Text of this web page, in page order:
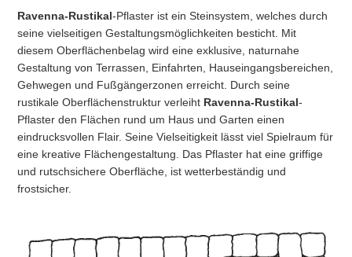
Ravenna-Rustikal-Pflaster ist ein Steinsystem, welches durch
seine vielseitigen Gestaltungsmöglichkeiten besticht. Mit
diesem Oberflächenbelag wird eine exklusive, naturnahe
Gestaltung von Terrassen, Einfahrten, Hauseingangsbereichen,
Gehwegen und Fußgängerzonen erreicht. Durch seine
rustikale Oberflächenstruktur verleiht Ravenna-Rustikal-
Pflaster den Flächen rund um Haus und Garten einen
eindrucksvollen Flair. Seine Vielseitigkeit lässt viel Spielraum für
eine kreative Flächengestaltung. Das Pflaster hat eine griffige
und rutschsichere Oberfläche, ist wetterbeständig und
frostsicher.